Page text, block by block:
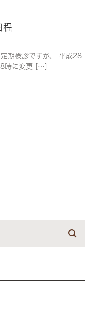
程
期検診ですが、 平成28
時に変更 […]